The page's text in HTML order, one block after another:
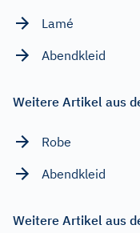
Lamé
Abendkleid
Weitere Artikel aus
Robe
Abendkleid
Weitere Artikel aus